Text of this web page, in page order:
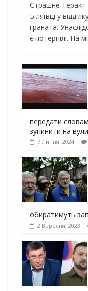
Страшне Теракт
Біляївці у
граната.
є потерпілі. На
передати
зупинити на
7 Липня, 2024
обиратимуть
2 Вересня, 2023